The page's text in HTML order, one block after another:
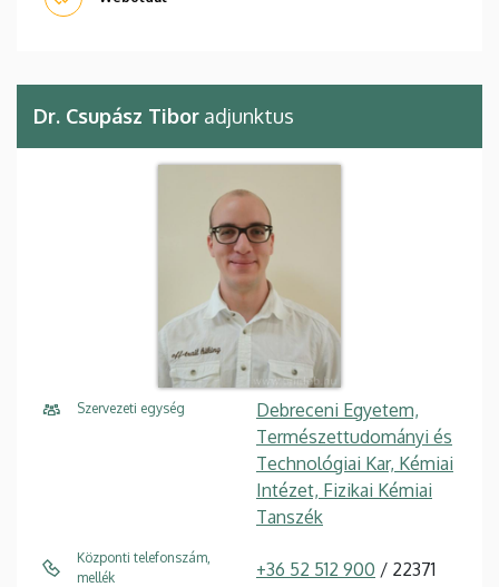
Dr. Csupász Tibor adjunktus
Szervezeti egység
Debreceni Egyetem,
Természettudományi és
Technológiai Kar, Kémiai
Intézet, Fizikai Kémiai
Tanszék
Központi telefonszám,
mellék
+36 52 512 900 / 22371